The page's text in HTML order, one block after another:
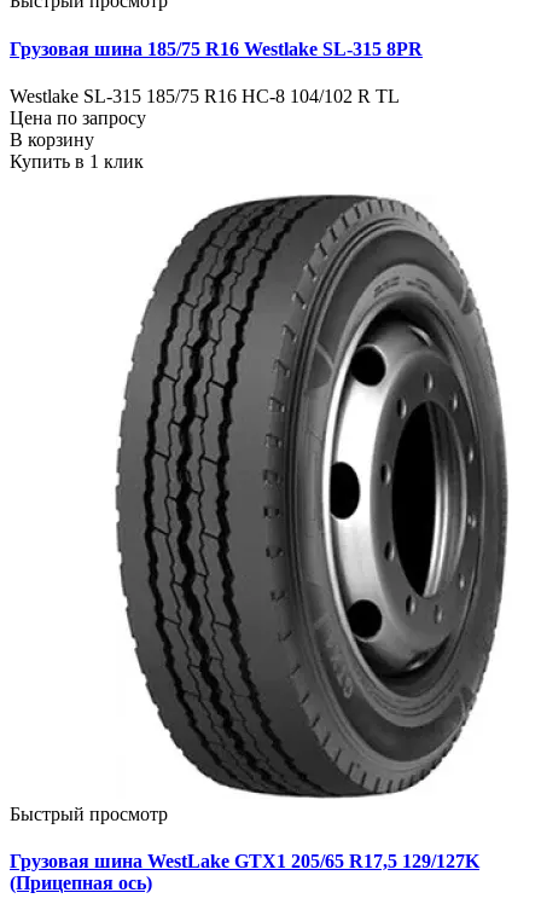
Грузовая шина 185/75 R16 Westlake SL-315 8PR
Westlake SL-315 185/75 R16 HC-8 104/102 R TL
Цена по запросу
В корзину
Купить в 1 клик
Быстрый просмотр
Грузовая шина WestLake GTX1 205/65 R17,5 129/127K
(Прицепная ось)